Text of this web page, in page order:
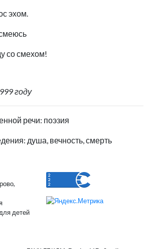
эхом.
со смехом!
году
речи: поэзия
душа, вечность, смерть
детей